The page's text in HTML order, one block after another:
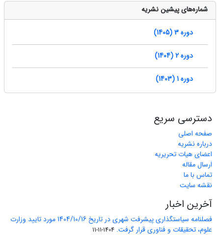
شماره‌های پیشین نشریه
دوره 3 (1405)
دوره 2 (1404)
دوره 1 (1403)
دسترسی سریع
صفحه اصلی
درباره نشریه
اعضای هیات تحریریه
ارسال مقاله
تماس با ما
نقشه سایت
آخرین اخبار
فصلنامه سیاستگذاری پیشرفت شهری در تاریخ 1404/10/16 مورد تایید وزارت
علوم، تحقیقات و فناوری قرار گرفت. 1404-11-11